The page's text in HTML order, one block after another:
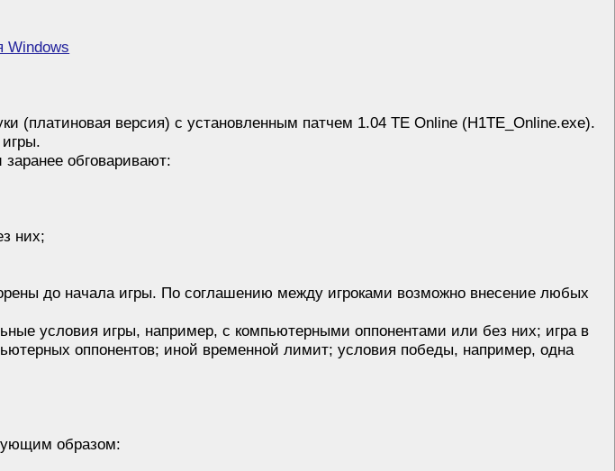
Windows
(платиновая версия) с установленным патчем 1.04 ТЕ Online (H1TE_Online.exe).
обговаривают:
них;
до начала игры. По соглашению между игроками возможно внесение любых
условия игры, например, с компьютерными оппонентами или без них; игра в
оппонентов; иной временной лимит; условия победы, например, одна
образом: